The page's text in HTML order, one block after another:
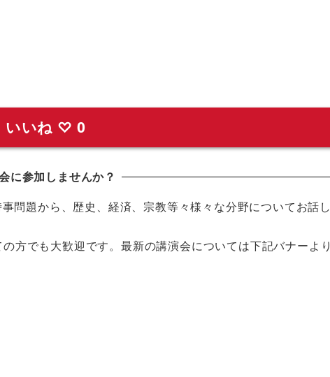
いいね ♡ 0
に参加しませんか？
問題から、歴史、経済、宗教等々様々な分野についてお話し
方でも大歓迎です。最新の講演会については下記バナーより